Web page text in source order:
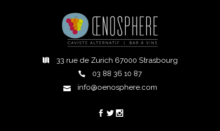
33 rue de Zurich 67000 Strasbourg
03 88 36 10 87
info@oenosphere.com